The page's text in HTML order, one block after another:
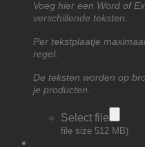
Voeg hier een Word of
verschillende teksten.
Per tekstplaatje
regel.
De teksten worden op
je producten.
Select file
file size 512 MB)